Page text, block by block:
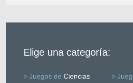
Elige una categoría:
> Juegos de Ciencias >